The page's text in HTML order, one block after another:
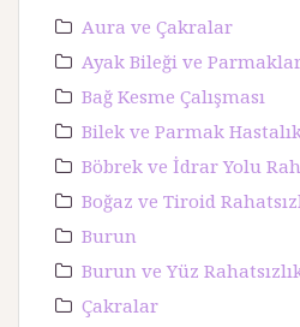
Aura ve Çakralar
Ayak Bileği ve
Bağ Kesme Çalışması
Bilek ve Parmak
Böbrek ve İdrar Yolu
Boğaz ve Tiroid
Burun
Burun ve Yüz
Çakralar